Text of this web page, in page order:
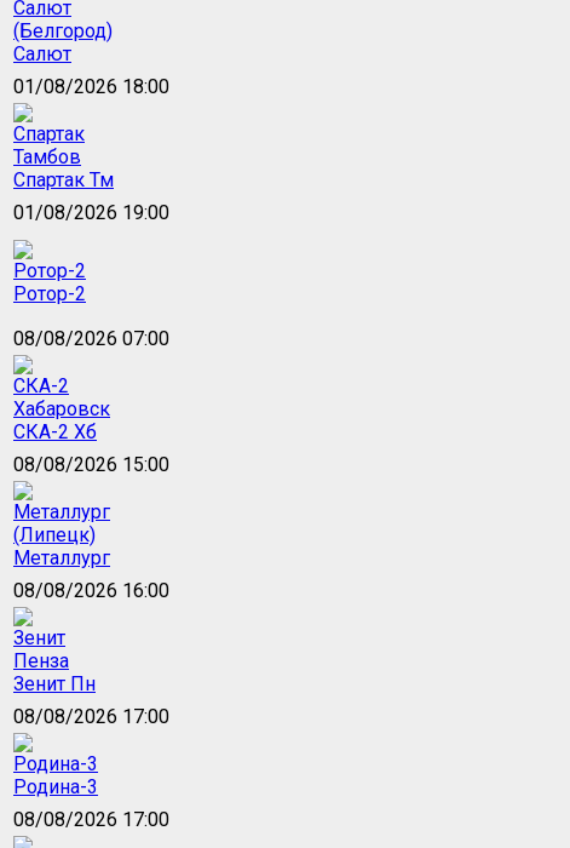
Салют
01/08/2026 18:00
Спартак Тм
01/08/2026 19:00
Ротор-2
08/08/2026 07:00
СКА-2 Хб
08/08/2026 15:00
Металлург
08/08/2026 16:00
Зенит Пн
08/08/2026 17:00
Родина-3
08/08/2026 17:00